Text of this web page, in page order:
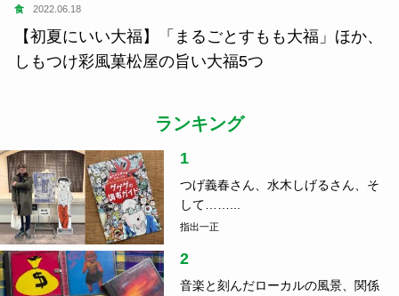
食 2022.06.18
【初夏にいい大福】「まるごとすもも大福」ほか、
しもつけ彩風菓松屋の旨い大福5つ
ランキング
1
つげ義春さん、水木しげるさん、そ
して……...
指出一正
2
音楽と刻んだローカルの風景、関係